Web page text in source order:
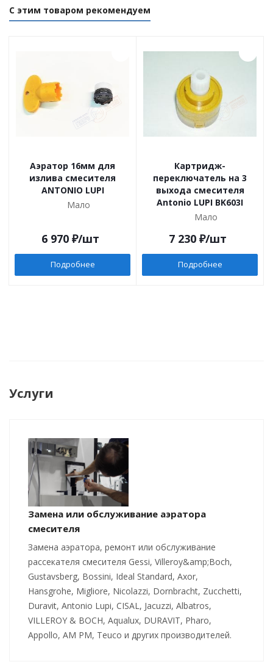
С этим товаром рекомендуем
Аэратор 16мм для
излива смесителя
ANTONIO LUPI
Мало
6 970 ₽/шт
Подробнее
Картридж-
переключатель на 3
выхода смесителя
Antonio LUPI BK603I
Мало
7 230 ₽/шт
Подробнее
Услуги
Замена или обслуживание аэратора
смесителя
Замена аэратора, ремонт или обслуживание
рассекателя смесителя Gessi, Villeroy&amp;Boch,
Gustavsberg, Bossini, Ideal Standard, Axor,
Hansgrohe, Migliore, Nicolazzi, Dornbracht, Zucchetti,
Duravit, Antonio Lupi, CISAL, Jacuzzi, Albatros,
VILLEROY & BOCH, Aqualux, DURAVIT, Pharo,
Appollo, AM PM, Teuco и других производителей.